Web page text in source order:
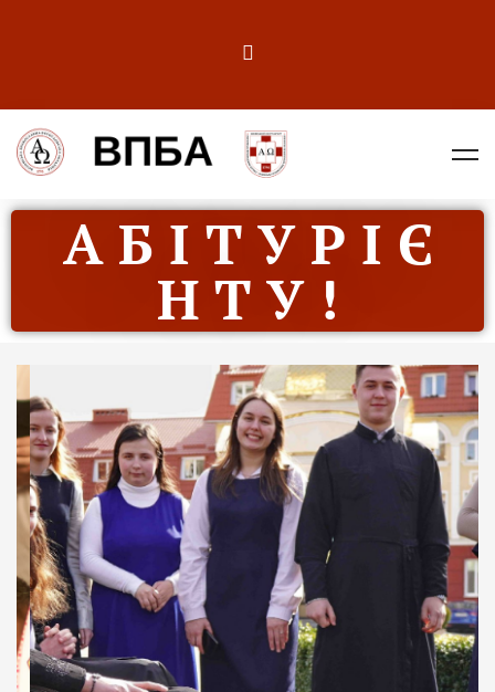
А Б І Т У Р І Є
Н Т У !
ДУХОВНО СИЛЬНІ!
ВПБА — спільнота, де
формується
покликання